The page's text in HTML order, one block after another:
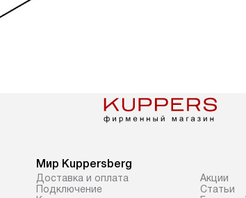
Мир Kuppersberg
Доставка и оплата
Подключение
Акции
Cтатьи